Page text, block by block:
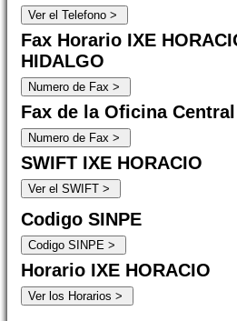
Fax Horario IXE
HIDALGO
Fax de la Oficina
SWIFT IXE HORACIO
Codigo SINPE
Horario IXE HORACIO